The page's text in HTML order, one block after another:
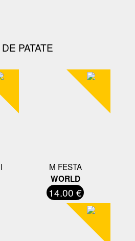
PATATE
M FESTA
WORLD
14.00 €